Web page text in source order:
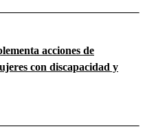
acciones de
con discapacidad y